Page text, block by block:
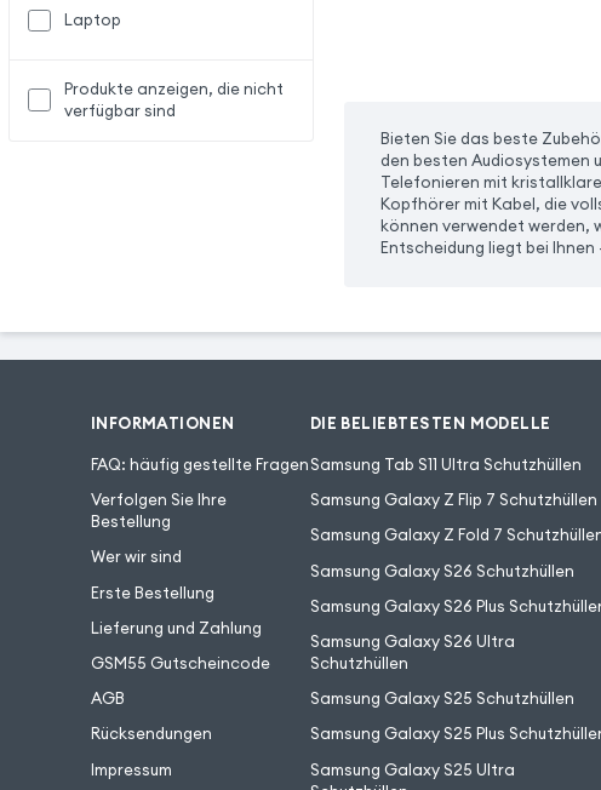
Laptop
Produkte anzeigen, die nicht
verfügbar sind
Bieten Sie das beste
den besten Audiosystemen
Telefonieren mit
Kopfhörer mit Kabel, die
können verwendet werden,
Entscheidung liegt bei
INFORMATIONEN
FAQ: häufig gestellte Fragen
Verfolgen Sie Ihre
Bestellung
Wer wir sind
Erste Bestellung
Lieferung und Zahlung
GSM55 Gutscheincode
AGB
Rücksendungen
Impressum
DIE BELIEBTESTEN MODELLE
Samsung Tab S11 Ultra Schutzhüllen
Samsung Galaxy Z Flip 7 Schutzhüllen
Samsung Galaxy Z Fold 7
Samsung Galaxy S26 Schutzhüllen
Samsung Galaxy S26 Plus
Samsung Galaxy S26 Ultra
Schutzhüllen
Samsung Galaxy S25 Schutzhüllen
Samsung Galaxy S25 Plus
Samsung Galaxy S25 Ultra